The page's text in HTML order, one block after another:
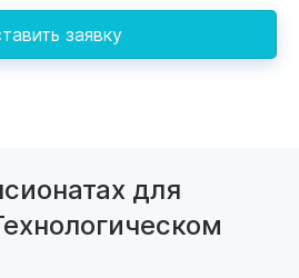
заявку
для